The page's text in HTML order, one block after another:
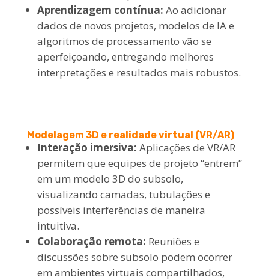
Aprendizagem contínua: Ao adicionar
dados de novos projetos, modelos de IA e
algoritmos de processamento vão se
aperfeiçoando, entregando melhores
interpretações e resultados mais robustos.
Modelagem 3D e realidade virtual (VR/AR)
Interação imersiva: Aplicações de VR/AR
permitem que equipes de projeto “entrem”
em um modelo 3D do subsolo,
visualizando camadas, tubulações e
possíveis interferências de maneira
intuitiva.
Colaboração remota: Reuniões e
discussões sobre subsolo podem ocorrer
em ambientes virtuais compartilhados,